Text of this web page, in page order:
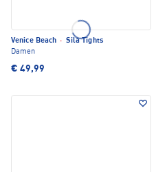
Venice Beach · Sila Tights
Damen
€ 49,99